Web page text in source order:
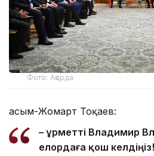
Фото: Ақорда
Қасым-Жомарт Тоқаев:
– Құрметті Владимир
елордаға қош